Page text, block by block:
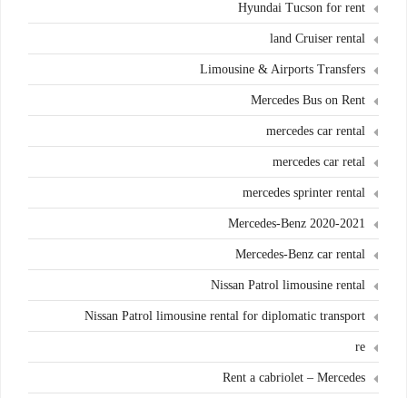
Hyundai Tucson for rent
land Cruiser rental
Limousine & Airports Transfers
Mercedes Bus on Rent
mercedes car rental
mercedes car retal
mercedes sprinter rental
Mercedes-Benz 2020-2021
Mercedes-Benz car rental
Nissan Patrol limousine rental
Nissan Patrol limousine rental for diplomatic transport
re
Rent a cabriolet – Mercedes